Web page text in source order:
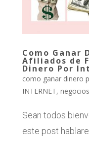
Como Ganar
Afiliados de
Dinero Por
como ganar dinero
INTERNET,
Sean todos
este post